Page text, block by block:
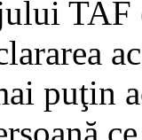
TAF
puţin